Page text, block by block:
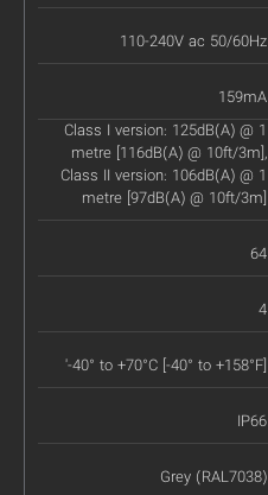
110-240V ac 50/60Hz
159mA
Class I version: 125dB(A) @ 1
metre [116dB(A) @ 10ft/3m],
Class II version: 106dB(A) @ 1
metre [97dB(A) @ 10ft/3m]
64
4
'-40° to +70°C [-40° to +158°F]
IP66
Grey (RAL7038)